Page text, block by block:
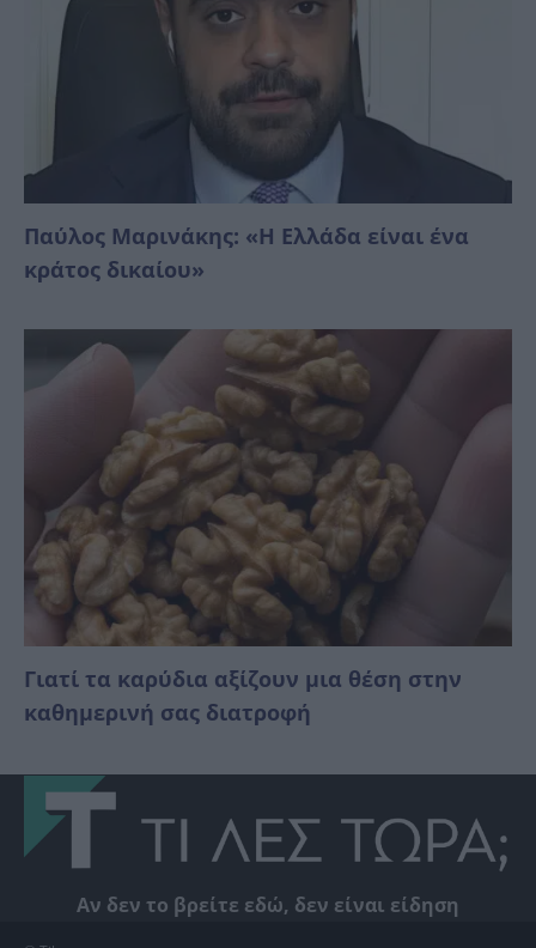
Παύλος Μαρινάκης: «Η Ελλάδα είναι ένα
κράτος δικαίoυ»
Γιατί τα καρύδια αξίζουν μια θέση στην
καθημερινή σας διατροφή
Αν δεν το βρείτε εδώ, δεν είναι είδηση